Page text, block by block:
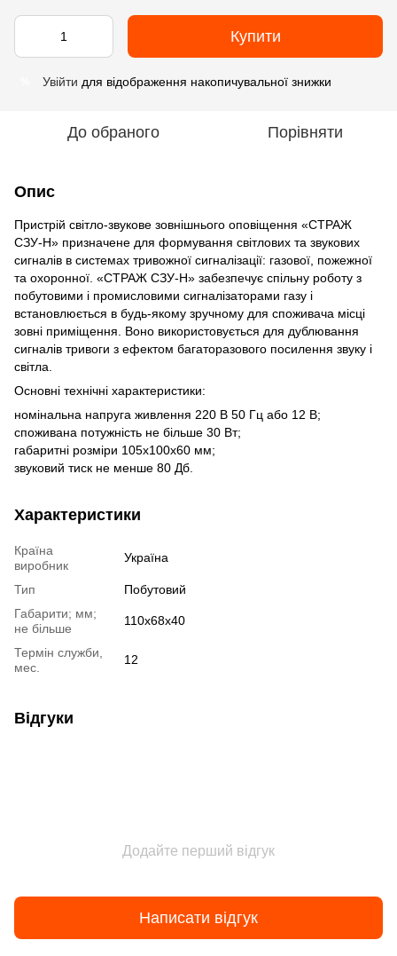
Купити
Увійти для відображення накопичувальної знижки
До обраного Порівняти
Опис
Пристрій світло-звукове зовнішнього оповіщення «СТРАЖ
СЗУ-Н» призначене для формування світлових та звукових
сигналів в системах тривожної сигналізації: газової, пожежної
та охоронної. «СТРАЖ СЗУ-Н» забезпечує спільну роботу з
побутовими і промисловими сигналізаторами газу і
встановлюється в будь-якому зручному для споживача місці
зовні приміщення. Воно використовується для дублювання
сигналів тривоги з ефектом багаторазового посилення звуку і
світла.
Основні технічні характеристики:
номінальна напруга живлення 220 В 50 Гц або 12 В;
споживана потужність не більше 30 Вт;
габаритні розміри 105х100х60 мм;
звуковий тиск не менше 80 Дб.
Характеристики
Країна
виробник
Україна
Тип
Побутовий
Габарити; мм;
не більше
110х68х40
Термін служби,
мес.
12
Відгуки
Додайте перший відгук
Написати відгук